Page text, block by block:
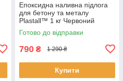
Епоксидна наливна підлога
для бетону та металу
Plastall™ 1 кг Червоний
hotdeal
Готово до відправки
790 ₴ 1 290 ₴
Купити